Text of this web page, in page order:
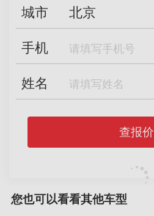
城市 北京
手机
姓名
查报价
您也可以看看其他车型